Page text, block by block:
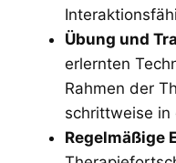
Übung und
erlernten
Rahmen der
schrittweise
Regelmäßige